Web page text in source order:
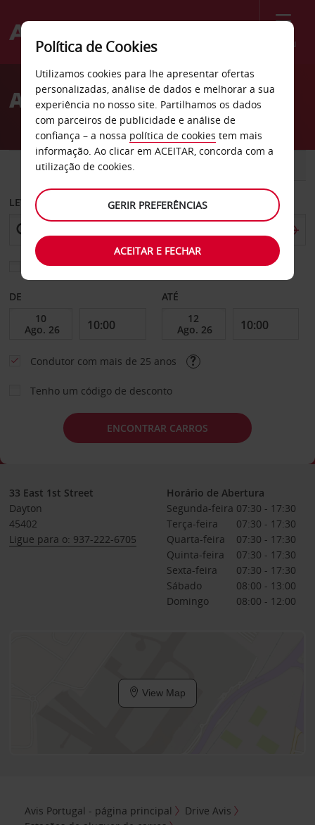
Menu
Welcome
AvisAluguer de carros Dayton
CARRO
LEVANTAR EM
Escolher uma estação de devolução diferente
DE ATÉ
Condutor com mais de 25 anos
Tenho um código de desconto
ENCONTRAR CARROS
33 East 1st Street
Dayton
45402
Ligue para o: 937-222-6705
Horário de Abertura
Segunda-feira 07:30 - 17:30
Terça-feira
07:30 - 17:30
Quarta-feira
07:30 - 17:30
Quinta-feira
07:30 - 17:30
Sexta-feira
07:30 - 17:30
Sábado
08:00 - 13:00
Domingo
08:00 - 12:00
View Map
Avis Portugal - página principal
Drive Avis
Política de Cookies
Utilizamos cookies para lhe apresentar ofertas
personalizadas, análise de dados e melhorar a sua
experiência no nosso site. Partilhamos os dados
com parceiros de publicidade e análise de
confiança – a nossa política de cookies tem mais
informação. Ao clicar em ACEITAR, concorda com a
utilização de cookies.
GERIR PREFERÊNCIAS
ACEITAR E FECHAR